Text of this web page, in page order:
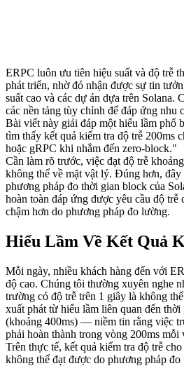
ERPC luôn ưu tiên hiệu suất và độ trễ
phát triển, nhờ đó nhận được sự tin
suất cao và các dự án dựa trên Solana.
các nền tảng tùy chỉnh để đáp ứng nhu
Bài viết này giải đáp một hiểu lầm phổ
tìm thấy kết quả kiểm tra độ trễ 200ms
hoặc gRPC khi nhắm đến zero-block."
Cần làm rõ trước, việc đạt độ trễ
không thể về mặt vật lý. Đúng hơn,
phương pháp đo thời gian block của
hoàn toàn đáp ứng được yêu cầu độ trễ
chậm hơn do phương pháp đo lường.
Hiểu Lầm Về Kết Quả
Mỗi ngày, nhiều khách hàng đến với
độ cao. Chúng tôi thường xuyên nghe
trường có độ trễ trên 1 giây là không
xuất phát từ hiểu lầm liên quan đến thời
(khoảng 400ms) — niềm tin rằng việc
phải hoàn thành trong vòng 200ms mỗi
Trên thực tế, kết quả kiểm tra độ trễ
không thể đạt được do phương pháp